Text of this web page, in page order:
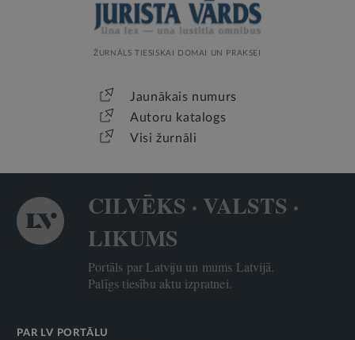
ŽURNĀLS TIESISKAI DOMAI UN PRAKSEI
Jaunākais numurs
Autoru katalogs
Visi žurnāli
CILVĒKS · VALSTS ·
LIKUMS
Portāls par Latviju un mums Latvijā.
Palīgs tiesību aktu izpratnei.
PAR LV PORTĀLU